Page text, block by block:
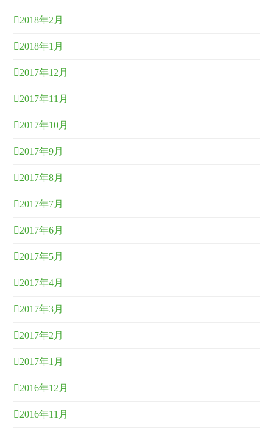
2018年2月
2018年1月
2017年12月
2017年11月
2017年10月
2017年9月
2017年8月
2017年7月
2017年6月
2017年5月
2017年4月
2017年3月
2017年2月
2017年1月
2016年12月
2016年11月